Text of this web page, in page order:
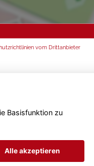
vom Drittanbieter
Basisfunktion zu
Alle akzeptieren